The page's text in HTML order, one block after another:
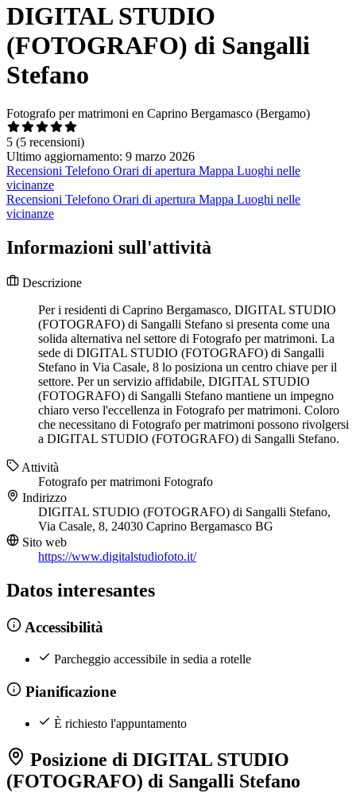
DIGITAL STUDIO
(FOTOGRAFO) di Sangalli
Stefano
Fotografo per matrimoni en Caprino Bergamasco (Bergamo)
5 (5 recensioni)
Ultimo aggiornamento: 9 marzo 2026
Recensioni Telefono Orari di apertura Mappa Luoghi nelle
vicinanze
Recensioni Telefono Orari di apertura Mappa Luoghi nelle
vicinanze
Informazioni sull'attività
Descrizione
Per i residenti di Caprino Bergamasco, DIGITAL STUDIO
(FOTOGRAFO) di Sangalli Stefano si presenta come una
solida alternativa nel settore di Fotografo per matrimoni. La
sede di DIGITAL STUDIO (FOTOGRAFO) di Sangalli
Stefano in Via Casale, 8 lo posiziona un centro chiave per il
settore. Per un servizio affidabile, DIGITAL STUDIO
(FOTOGRAFO) di Sangalli Stefano mantiene un impegno
chiaro verso l'eccellenza in Fotografo per matrimoni. Coloro
che necessitano di Fotografo per matrimoni possono rivolgersi
a DIGITAL STUDIO (FOTOGRAFO) di Sangalli Stefano.
Attività
Fotografo per matrimoni Fotografo
Indirizzo
DIGITAL STUDIO (FOTOGRAFO) di Sangalli Stefano,
Via Casale, 8, 24030 Caprino Bergamasco BG
Sito web
https://www.digitalstudiofoto.it/
Datos interesantes
Accessibilità
Parcheggio accessibile in sedia a rotelle
Pianificazione
È richiesto l'appuntamento
Posizione di DIGITAL STUDIO
(FOTOGRAFO) di Sangalli Stefano